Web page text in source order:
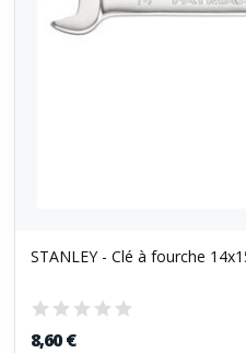
STANLEY - Clé à fourche
8,60 €